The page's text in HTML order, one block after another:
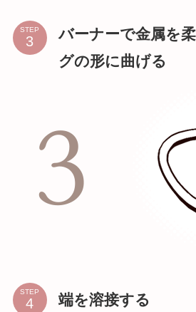
STEP
バーナーで金属を
グの形に曲げる
STEP 端を溶接する